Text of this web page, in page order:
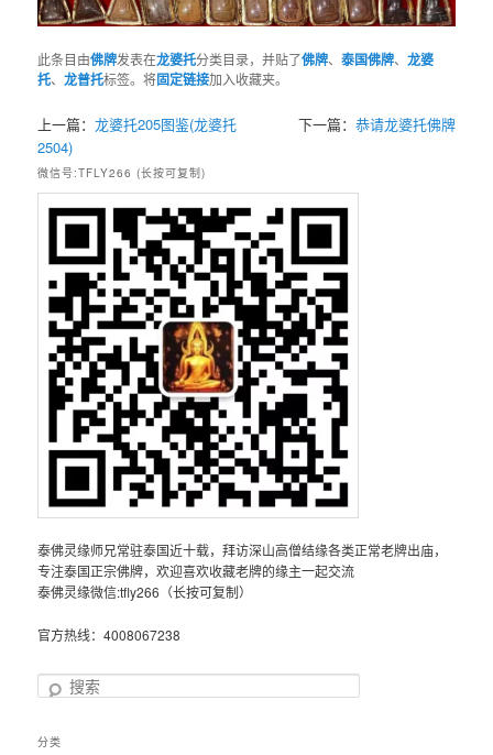
此条目由佛牌发表在龙婆托分类目录，并贴了佛牌、泰国佛牌、龙婆
托、龙普托标签。将固定链接加入收藏夹。
上一篇：龙婆托205图鉴(龙婆托
2504)
下一篇： 恭请龙婆托佛牌
微信号:TFLY266 (长按可复制)
泰佛灵缘师兄常驻泰国近十载，拜访深山高僧结缘各类正常老牌出庙，
专注泰国正宗佛牌，欢迎喜欢收藏老牌的缘主一起交流
泰佛灵缘微信:tfly266（长按可复制）
官方热线：4008067238
搜
分类